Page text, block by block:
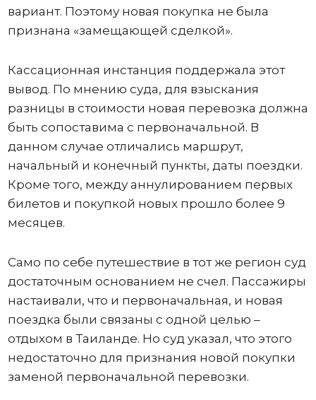
вариант. Поэтому новая покупка не была
признана «замещающей сделкой».
Кассационная инстанция поддержала этот
вывод. По мнению суда, для взыскания
разницы в стоимости новая перевозка должна
быть сопоставима с первоначальной. В
данном случае отличались маршрут,
начальный и конечный пункты, даты поездки.
Кроме того, между аннулированием первых
билетов и покупкой новых прошло более 9
месяцев.
Само по себе путешествие в тот же регион суд
достаточным основанием не счел. Пассажиры
настаивали, что и первоначальная, и новая
поездка были связаны с одной целью –
отдыхом в Таиланде. Но суд указал, что этого
недостаточно для признания новой покупки
заменой первоначальной перевозки.